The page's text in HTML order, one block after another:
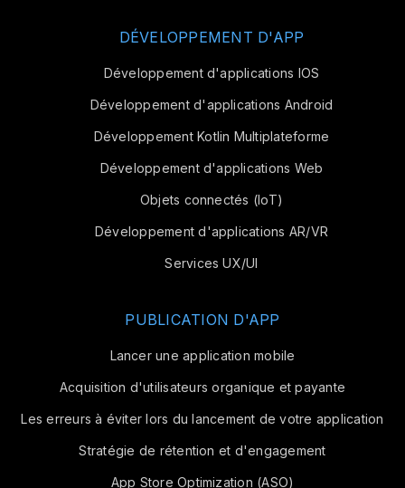
DÉVELOPPEMENT D'APP
Développement d'applications IOS
Développement d'applications Android
Développement Kotlin Multiplateforme
Développement d'applications Web
Objets connectés (IoT)
Développement d'applications AR/VR
Services UX/UI
PUBLICATION D'APP
Lancer une application mobile
Acquisition d'utilisateurs organique et payante
Les erreurs à éviter lors du lancement de votre application
Stratégie de rétention et d'engagement
App Store Optimization (ASO)